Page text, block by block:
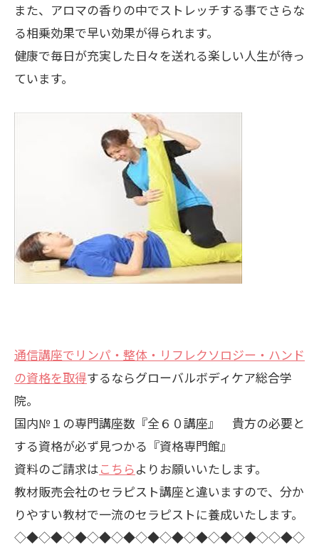
また、アロマの香りの中でストレッチする事でさらな
る相乗効果で早い効果が得られます。
健康で毎日が充実した日々を送れる楽しい人生が待っ
ています。
通信講座でリンパ・整体・リフレクソロジー・ハンド
の資格を取得するならグローバルボディケア総合学
院。
国内№１の専門講座数『全６０講座』 貴方の必要と
する資格が必ず見つかる『資格専門館』
資料のご請求はこちらよりお願いいたします。
教材販売会社のセラピスト講座と違いますので、分か
りやすい教材で一流のセラピストに養成いたします。
◇◆◇◆◇◆◇◆◇◆◇◆◇◆◇◆◇◆◇◆◇◇◆◇